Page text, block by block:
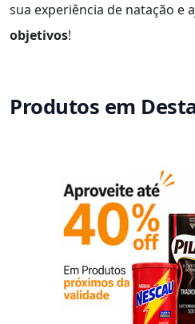
sua experiência de natação e
objetivos!
Produtos em